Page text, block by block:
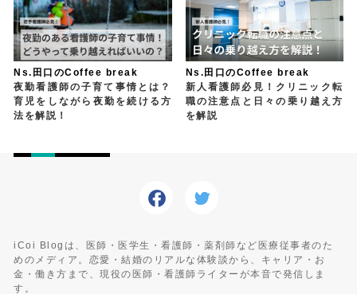
Ns.田口のCoffee break
夜勤看護師の子育て事情とは？
育児をしながら夜勤を続ける方
法を解説！
Ns.田口のCoffee break
新人看護師必見！クリニック転
職の注意点と日々の乗り越え方
を解説
iCoi Blogは、医師・医学生・看護師・薬剤師など医療従事者のた
めのメディア。恋愛・結婚のリアルな体験談から、キャリア・お
金・働き方まで、現役の医師・看護師ライターが本音で発信しま
す。